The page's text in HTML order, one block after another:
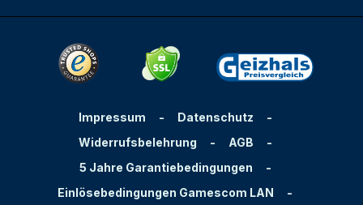
Impressum - Datenschutz
-
Widerrufsbelehrung
- AGB
-
5 Jahre Garantiebedingungen
-
Einlösebedingungen Gamescom LAN
-